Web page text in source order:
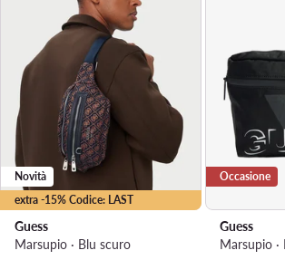
extra -15% Codice: LAST
Novità
Guess
Marsupio · Blu scuro
Occasione
Guess
Marsupio ·